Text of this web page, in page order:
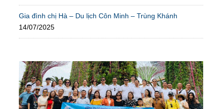
Gia đình chị Hà – Du lịch Côn Minh – Trùng Khánh
14/07/2025